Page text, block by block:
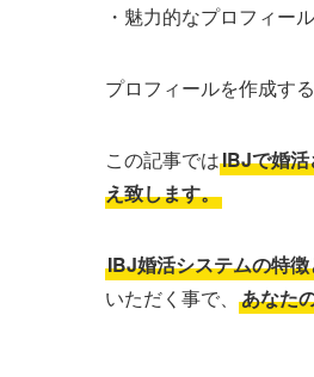
・魅力的なプロフィー
プロフィールを作成す
この記事ではIBJで婚活
え致します。
IBJ婚活システムの特
いただく事で、 あなた